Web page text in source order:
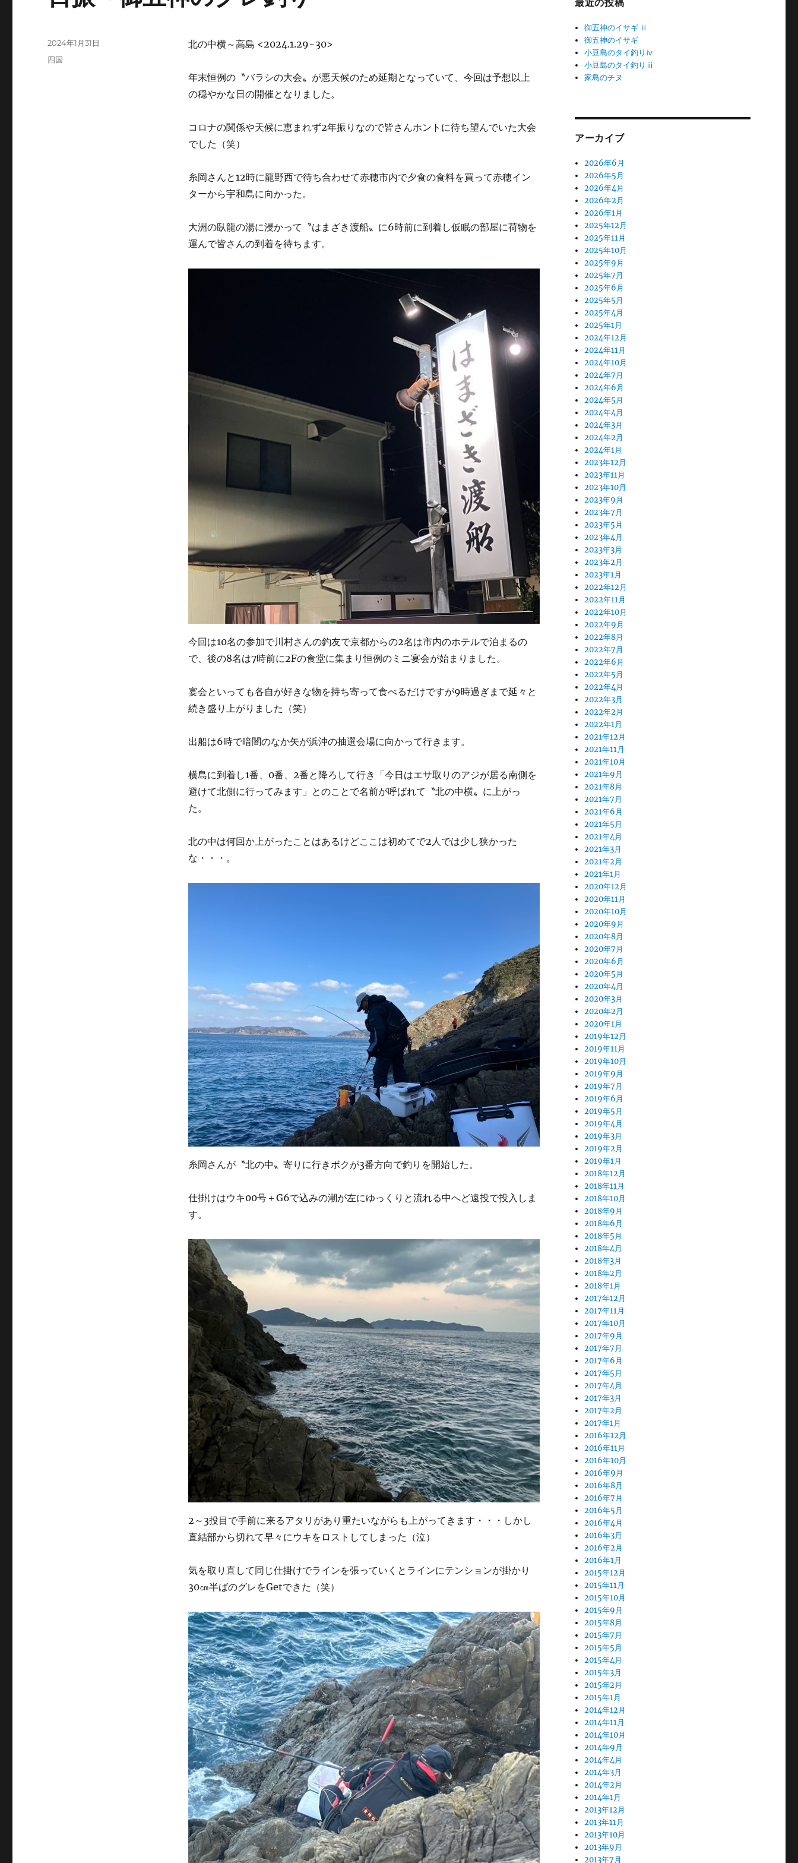
北の中横～高島 <2024.1.29~30>
年末恒例の〝バラシの大会〟が悪天候のため延期となっていて、今回は予想以上
の穏やかな日の開催となりました。
コロナの関係や天候に恵まれず2年振りなので皆さんホントに待ち望んでいた大会
でした（笑）
糸岡さんと12時に龍野西で待ち合わせて赤穂市内で夕食の食料を買って赤穂イン
ターから宇和島に向かった。
大洲の臥龍の湯に浸かって〝はまざき渡船〟に6時前に到着し仮眠の部屋に荷物を
運んで皆さんの到着を待ちます。
今回は10名の参加で川村さんの釣友で京都からの2名は市内のホテルで泊まるの
で、後の8名は7時前に2Fの食堂に集まり恒例のミニ宴会が始まりました。
宴会といっても各自が好きな物を持ち寄って食べるだけですが9時過ぎまで延々と
続き盛り上がりました（笑）
出船は6時で暗闇のなか矢が浜沖の抽選会場に向かって行きます。
横島に到着し1番、0番、2番と降ろして行き「今日はエサ取りのアジが居る南側を
避けて北側に行ってみます」とのことで名前が呼ばれて〝北の中横〟に上がっ
た。
北の中は何回か上がったことはあるけどここは初めてで2人では少し狭かった
な・・・。
糸岡さんが〝北の中〟寄りに行きボクが3番方向で釣りを開始した。
仕掛けはウキ00号＋G6で込みの潮が左にゆっくりと流れる中へど遠投で投入しま
す。
2～3投目で手前に来るアタリがあり重たいながらも上がってきます・・・しかし
直結部から切れて早々にウキをロストしてしまった（泣）
気を取り直して同じ仕掛けでラインを張っていくとラインにテンションが掛かり
30㎝半ばのグレをGetできた（笑）
投
稿
2024年1月31日
カ
四国
最近の投稿
御五神のイサギ ⅱ
御五神のイサギ
小豆島のタイ釣りⅳ
小豆島のタイ釣りⅲ
家島のチヌ
アーカイブ
2026年6月
2026年5月
2026年4月
2026年2月
2026年1月
2025年12月
2025年11月
2025年10月
2025年9月
2025年7月
2025年6月
2025年5月
2025年4月
2025年1月
2024年12月
2024年11月
2024年10月
2024年7月
2024年6月
2024年5月
2024年4月
2024年3月
2024年2月
2024年1月
2023年12月
2023年11月
2023年10月
2023年9月
2023年7月
2023年5月
2023年4月
2023年3月
2023年2月
2023年1月
2022年12月
2022年11月
2022年10月
2022年9月
2022年8月
2022年7月
2022年6月
2022年5月
2022年4月
2022年3月
2022年2月
2022年1月
2021年12月
2021年11月
2021年10月
2021年9月
2021年8月
2021年7月
2021年6月
2021年5月
2021年4月
2021年3月
2021年2月
2021年1月
2020年12月
2020年11月
2020年10月
2020年9月
2020年8月
2020年7月
2020年6月
2020年5月
2020年4月
2020年3月
2020年2月
2020年1月
2019年12月
2019年11月
2019年10月
2019年9月
2019年7月
2019年6月
2019年5月
2019年4月
2019年3月
2019年2月
2019年1月
2018年12月
2018年11月
2018年10月
2018年9月
2018年6月
2018年5月
2018年4月
2018年3月
2018年2月
2018年1月
2017年12月
2017年11月
2017年10月
2017年9月
2017年7月
2017年6月
2017年5月
2017年4月
2017年3月
2017年2月
2017年1月
2016年12月
2016年11月
2016年10月
2016年9月
2016年8月
2016年7月
2016年5月
2016年4月
2016年3月
2016年2月
2016年1月
2015年12月
2015年11月
2015年10月
2015年9月
2015年8月
2015年7月
2015年5月
2015年4月
2015年3月
2015年2月
2015年1月
2014年12月
2014年11月
2014年10月
2014年9月
2014年4月
2014年3月
2014年2月
2014年1月
2013年12月
2013年11月
2013年10月
2013年9月
2013年7月